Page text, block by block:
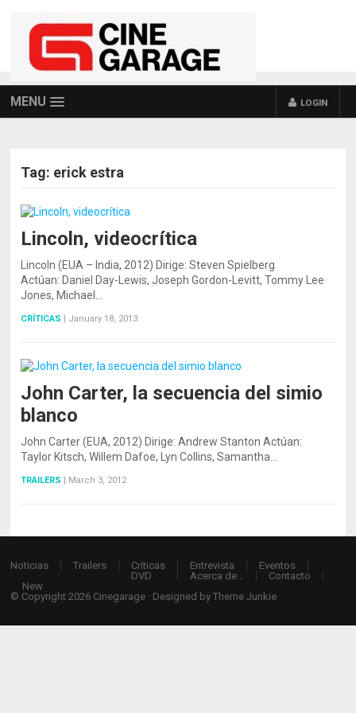
MENU LOGIN
Tag: erick estra
Lincoln, videocrítica
Lincoln (EUA – India, 2012) Dirige: Steven Spielberg
Actúan: Daniel Day-Lewis, Joseph Gordon-Levitt, Tommy Lee
Jones, Michael…
CRÍTICAS | January 18, 2013
John Carter, la secuencia del simio
blanco
John Carter (EUA, 2012) Dirige: Andrew Stanton Actúan:
Taylor Kitsch, Willem Dafoe, Lyn Collins, Samantha…
TRAILERS | March 3, 2012
Noticias Trailers
Críticas
DVD
Entrevista
Eventos
Acerca de…
Contacto
New
© Copyright 2026 Cinegarage · Designed byTheme Junkie